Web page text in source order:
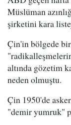
Müslüman
şirketini kara
Çin'in bölgede
altında gözetim
neden olmuştu.
Çin 1950'de
"demir yumruk"